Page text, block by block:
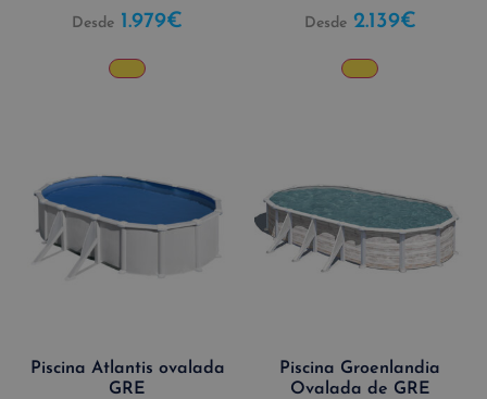
Desde 1.979€ Desde 2.139€
Piscina Atlantis ovalada
GRE
Piscina Groenlandia
Ovalada de GRE